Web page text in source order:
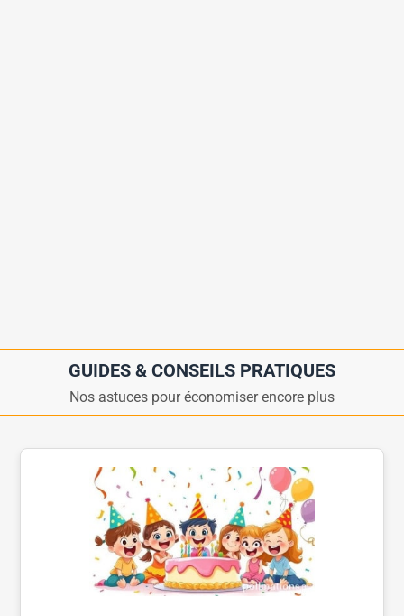
GUIDES & CONSEILS PRATIQUES
Nos astuces pour économiser encore plus